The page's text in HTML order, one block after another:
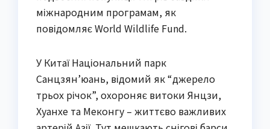
міжнародним програмам, як
повідомляє World Wildlife Fund.
У Китаї Національний парк
Санцзян’юань, відомий як “джерело
трьох річок”, охороняє витоки Янцзи,
Хуанхе та Меконгу – життєво важливих